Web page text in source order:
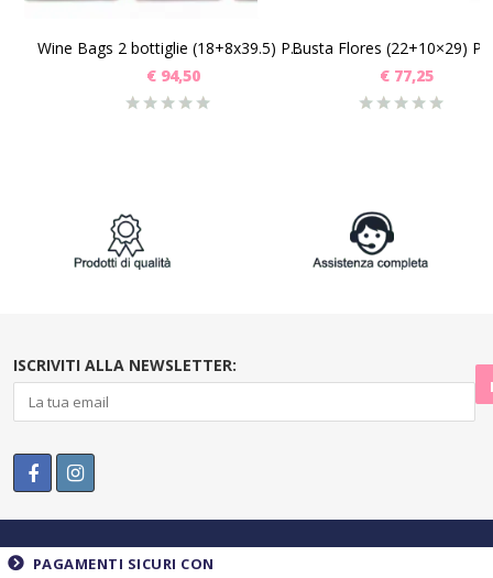
SCEGLI
Wine Bags 2 bottiglie (18+8x39.5) Pz 350
€94,50
SCEGLI
Busta Flores (22+10×29)
€77,25
ISCRIVITI ALLA NEWSLETTER:
PAGAMENTI SICURI CON